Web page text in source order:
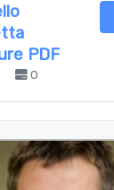
PDF
0